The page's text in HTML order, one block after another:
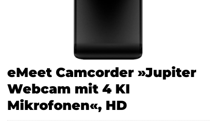
eMeet Camcorder »Jupiter
Webcam mit 4 KI
Mikrofonen«, HD